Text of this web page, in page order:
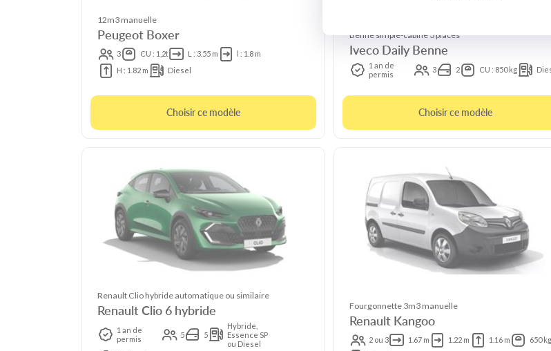
12m3 manuelle
Peugeot Boxer
3 CU : 1,2t L : 3.55 m
l : 1.8 m
H : 1.82 m
Diesel
Choisir ce modèle
Benne simple-cabine 3 places
Iveco Daily Benne
1 an de
permis
3 2 CU : 850 kg
Choisir ce modèle
Renault Clio hybride automatique ou similaire
Renault Clio 6 hybride
1 an de
permis
5 5
Hybride,
Essence SP
ou Diesel
Fourgonnette 3m3 manuelle
Renault Kangoo
2 ou 3 1.67 m 1.22 m 1.16 m
650 kg